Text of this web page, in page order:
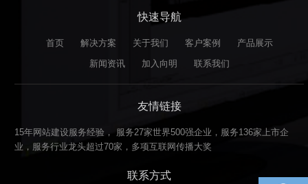
快速导航
首页 解决方案 关于我们 客户案例
产品展示
新闻资讯
加入向明 联系我们
友情链接
15年网站建设服务经验， 服务27家世界500强企业，服务136家上市企
业，服务行业龙头超过70家，多项互联网传播大奖
联系方式